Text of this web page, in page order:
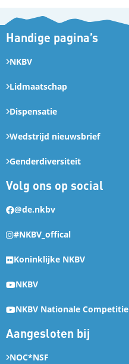
Handige pagina’s
NKBV
Lidmaatschap
Dispensatie
Wedstrijd nieuwsbrief
Genderdiversiteit
Volg ons op social
@de.nkbv
#NKBV_offical
Koninklijke NKBV
NKBV
NKBV Nationale Competitie
Aangesloten bij
NOC*NSF